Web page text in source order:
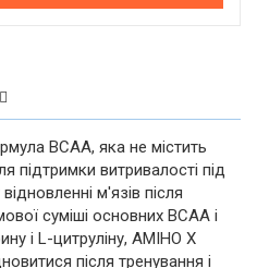
BCAA, яка не містить
підтримки витривалості під
м'язів після
суміші основних BCAA і
і L-цитруліну, АМІНО X
після тренування і